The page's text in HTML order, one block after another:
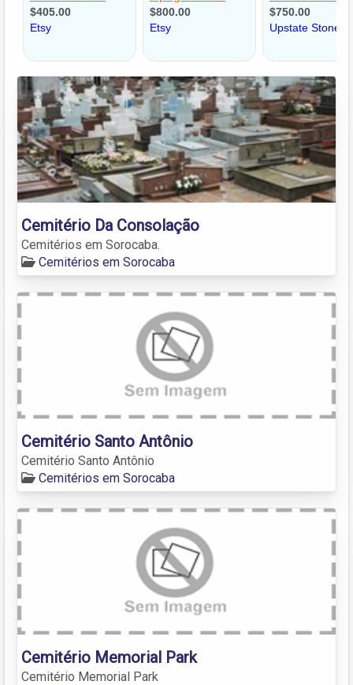
Cemitério Da Consolação
Cemitérios em Sorocaba.
Cemitérios em Sorocaba
Cemitério Santo Antônio
Cemitério Santo Antônio
Cemitérios em Sorocaba
Cemitério Memorial Park
Cemitério Memorial Park